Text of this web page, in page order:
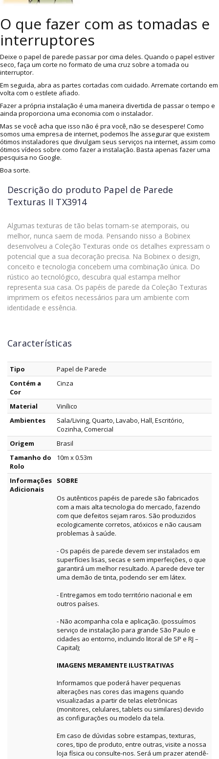
O que fazer com as tomadas e
interruptores
Deixe o papel de parede passar por cima deles. Quando o papel estiver
seco, faça um corte no formato de uma cruz sobre a tomada ou
interruptor.
Em seguida, abra as partes cortadas com cuidado. Arremate cortando em
volta com o estilete afiado.
Fazer a própria instalação é uma maneira divertida de passar o tempo e
ainda proporciona uma economia com o instalador.
Mas se você acha que isso não é pra você, não se desespere! Como
somos uma empresa de internet, podemos lhe assegurar que existem
ótimos instaladores que divulgam seus serviços na internet, assim como
ótimos vídeos sobre como fazer a instalação. Basta apenas fazer uma
pesquisa no Google.
Boa sorte.
Descrição do produto Papel de Parede
Texturas II TX3914
Algumas texturas de tão belas tornam-se atemporais, ou
melhor, nunca saem de moda. Pensando nisso a Bobinex
desenvolveu a Coleção Texturas onde os detalhes expressam o
potencial que a sua decoração precisa. Na Bobinex o design,
conceito e tecnologia concebem uma combinação única. Do
rústico ao tecnológico, descubra qual estampa melhor
representa sua casa. Os papéis de parede da Coleção Texturas
imprimem os efeitos necessários para um ambiente com
identidade e essência.
Características
Tipo
Papel de Parede
Contém a
Cor
Cinza
Material
Vinílico
Ambientes
Sala/Living, Quarto, Lavabo, Hall, Escritório,
Cozinha, Comercial
Origem
Brasil
Tamanho do
Rolo
10m x 0.53m
Informações
Adicionais
SOBRE
Os autênticos papéis de parede são fabricados
com a mais alta tecnologia do mercado, fazendo
com que defeitos sejam raros. São produzidos
ecologicamente corretos, atóxicos e não causam
problemas à saúde.
- Os papéis de parede devem ser instalados em
superfícies lisas, secas e sem imperfeições, o que
garantirá um melhor resultado. A parede deve ter
uma demão de tinta, podendo ser em látex.
- Entregamos em todo território nacional e em
outros países.
- Não acompanha cola e aplicação. (possuímos
serviço de instalação para grande São Paulo e
cidades ao entorno, incluindo litoral de SP e RJ –
Capital);
IMAGENS MERAMENTE ILUSTRATIVAS
Informamos que poderá haver pequenas
alterações nas cores das imagens quando
visualizadas a partir de telas eletrônicas
(monitores, celulares, tablets ou similares) devido
as configurações ou modelo da tela.
Em caso de dúvidas sobre estampas, texturas,
cores, tipo de produto, entre outras, visite a nossa
loja física ou consulte-nos. Será um prazer atendê-